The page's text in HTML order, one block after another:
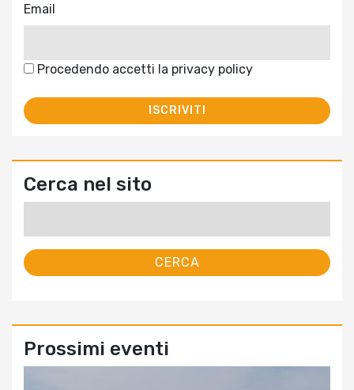
Email
Procedendo accetti la privacy policy
Cerca nel sito
Prossimi eventi